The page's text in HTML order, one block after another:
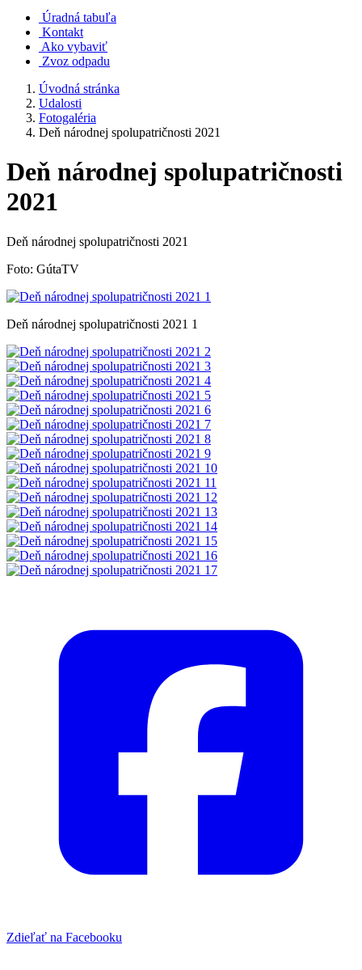
Úradná tabuľa
Kontakt
Ako vybaviť
Zvoz odpadu
Úvodná stránka
Udalosti
Fotogaléria
Deň národnej spolupatričnosti 2021
Deň národnej spolupatričnosti
2021
Deň národnej spolupatričnosti 2021
Foto: GútaTV
Deň národnej spolupatričnosti 2021 1
Zdieľať na Facebooku